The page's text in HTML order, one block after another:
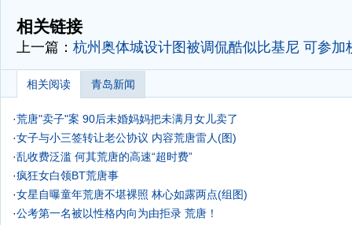
相关链接
上一篇： 杭州奥体城设计图被调侃酷似比基尼 可参加
相关阅读 青岛新闻
·荒唐"卖子"案 90后未婚妈妈把未满月女儿卖了
·女子与小三签转让老公协议 内容荒唐雷人(图)
·乱收费泛滥 何其荒唐的高速“超时费”
·疯狂女白领BT荒唐事
·女星自曝童年荒唐不堪裸照 林心如露两点(组图)
·公考第一名被以性格内向为由拒录 荒唐！